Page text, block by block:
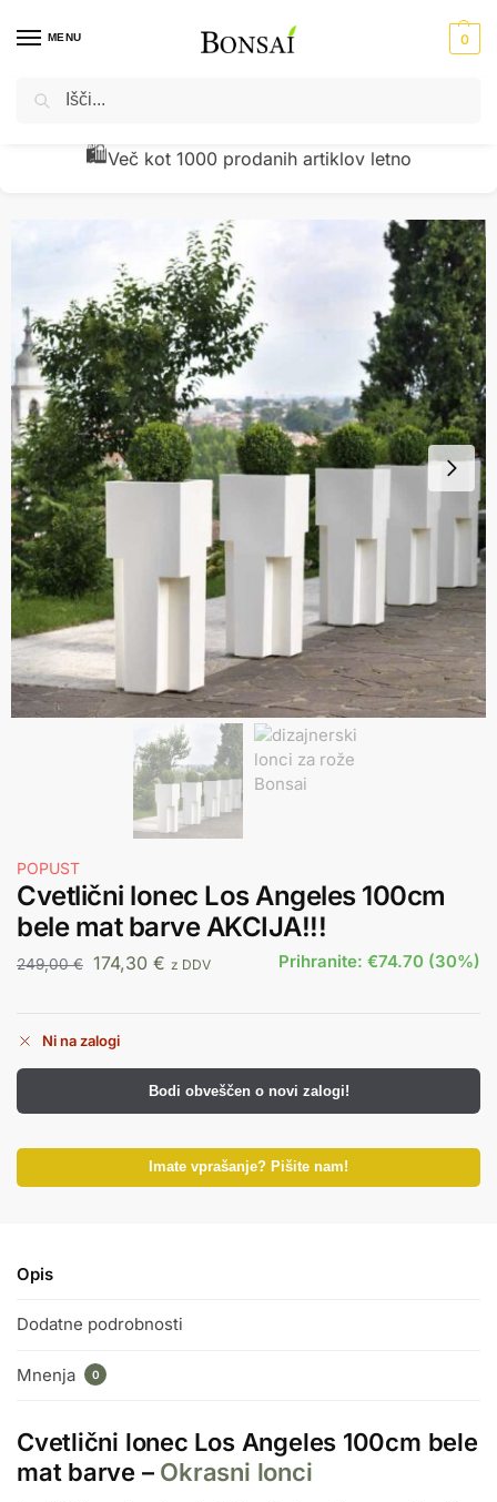
MENU 0
Domov / Okrasni lonci - cvetlična korita
🧾Preverjena kakovost z vračili pod 1 %
POPUST
Cvetlični lonec Los Angeles 100cm
bele mat barve AKCIJA!!!
249,00€ 174,30 € z DDV Prihranite: €74.70 (30%)
Ni na zalogi
Bodi obveščen o novi zalogi!
Imate vprašanje? Pišite nam!
Opis
Dodatne podrobnosti
Mnenja 0
Cvetlični lonec Los Angeles 100cm bele
mat barve – Okrasni lonci